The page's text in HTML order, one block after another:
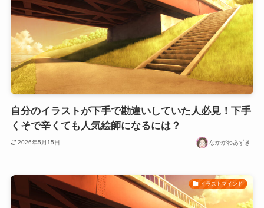
自分のイラストが下手で勘違いしていた人必見！下手
くそで辛くても人気絵師になるには？
2026年5月15日 なかがわあずき
イラストマインド